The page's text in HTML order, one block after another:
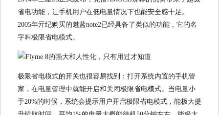
省电功能，让手机用户在低电量情况下也能安全感十足。
2005年亓纪购买的魅蓝note2已经具备了类似的功能，它的名
字叫极限省电模式。
极限省电模式的开关也很容易找到：打开系统内置的手机管
家，在电量管理中就能开启和关闭极限省电模式。当电量小
于20%的时候，系统会提示用户开启极限省电模式，能极大提